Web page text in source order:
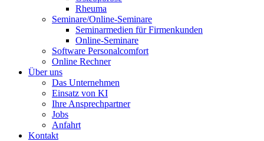
Rheuma
Seminare/Online-Seminare
Seminarmedien für Firmenkunden
Online-Seminare
Software Personalcomfort
Online Rechner
Über uns
Das Unternehmen
Einsatz von KI
Ihre Ansprechpartner
Jobs
Anfahrt
Kontakt